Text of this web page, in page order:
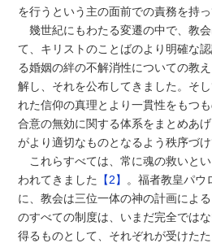
を行うという主の面前での責務を持
幾世紀にもわたる変遷の中で、教
て、キリストのことばのより明確な
る婚姻の絆の不解消性についての教
解し、それを公布してきました。そ
れた信仰の真理とより一貫性をもつ
合意の無効に関する体系をまとめあ
がより適切なものとなるよう秩序づけ
これらすべては、常に魂の救いと
われてきました
【2】 。福者教皇パウ
に、教会は三位一体の神の計画によ
のすべての制度は、いまだ完全では
得るものとして、それぞれが受けた